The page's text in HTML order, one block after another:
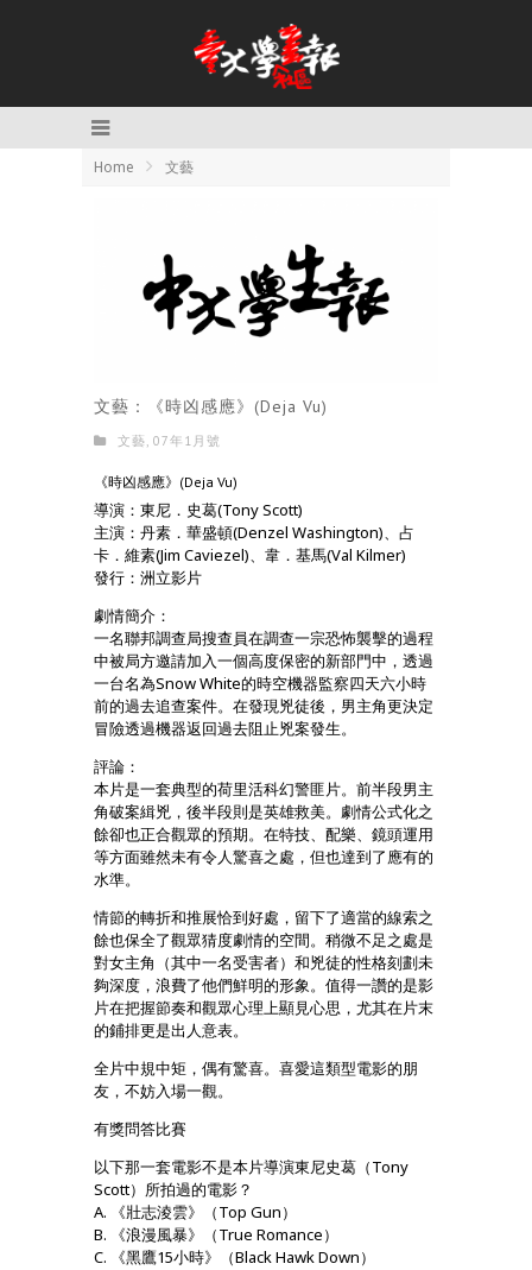
Home 文藝
文藝：《時凶感應》(Deja Vu)
文藝, 07年1月號
《時凶感應》(Deja Vu)
導演：東尼．史葛(Tony Scott)
主演：丹素．華盛頓(Denzel Washington)、占
卡．維素(Jim Caviezel)、韋．基馬(Val Kilmer)
發行：洲立影片
劇情簡介：
一名聯邦調查局搜查員在調查一宗恐怖襲擊的過程
中被局方邀請加入一個高度保密的新部門中，透過
一台名為Snow White的時空機器監察四天六小時
前的過去追查案件。在發現兇徒後，男主角更決定
冒險透過機器返回過去阻止兇案發生。
評論：
本片是一套典型的荷里活科幻警匪片。前半段男主
角破案緝兇，後半段則是英雄救美。劇情公式化之
餘卻也正合觀眾的預期。在特技、配樂、鏡頭運用
等方面雖然未有令人驚喜之處，但也達到了應有的
水準。
情節的轉折和推展恰到好處，留下了適當的線索之
餘也保全了觀眾猜度劇情的空間。稍微不足之處是
對女主角（其中一名受害者）和兇徒的性格刻劃未
夠深度，浪費了他們鮮明的形象。值得一讚的是影
片在把握節奏和觀眾心理上顯見心思，尤其在片末
的鋪排更是出人意表。
全片中規中矩，偶有驚喜。喜愛這類型電影的朋
友，不妨入場一觀。
有獎問答比賽
以下那一套電影不是本片導演東尼史葛（Tony
Scott）所拍過的電影？
A. 《壯志淩雲》（Top Gun）
B. 《浪漫風暴》（True Romance）
C. 《黑鷹15小時》（Black Hawk Down）